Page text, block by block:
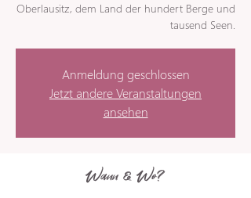
Oberlausitz, dem Land der hundert Berge und
tausend Seen.
Anmeldung geschlossen
Jetzt andere Veranstaltungen
ansehen
Wann & Wo?